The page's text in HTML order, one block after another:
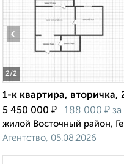
2/2
‹
1-к квартира, вторичка,
5 450 000 ₽ 188 000 ₽ за
жилой Восточный район,
Агентство, 05.08.2026